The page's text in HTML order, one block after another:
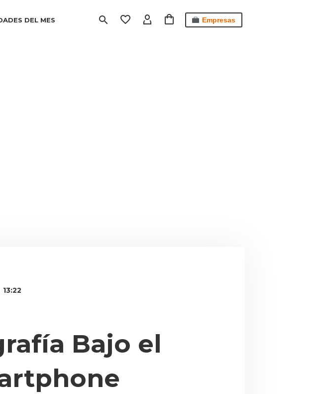
DEL MES Empresas
13:22
Bajo el